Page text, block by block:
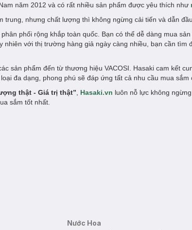
năm 2012 và có rất nhiều sản phẩm được yêu thích như
trung, nhưng chất lượng thì không ngừng cải tiến và dẫn
phối rộng khắp toàn quốc. Bạn có thể dễ dàng mua
nhiên với thị trường hàng giả ngày càng nhiều, bạn cần
sản phẩm đến từ thương hiệu VACOSI. Hasaki cam kết
đa dạng, phong phú sẽ đáp ứng tất cả nhu cầu mua sắm
thật - Giá trị thật” Hasaki.vn luôn nỗ lực không
sắm tốt nhất.
Nước Hoa